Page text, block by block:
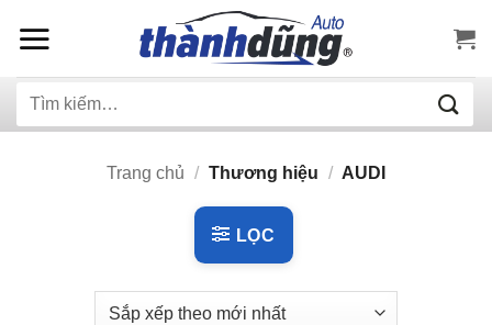
qua
dung
Tìm
Trang chủ / Thương hiệu / AUDI
LỌC